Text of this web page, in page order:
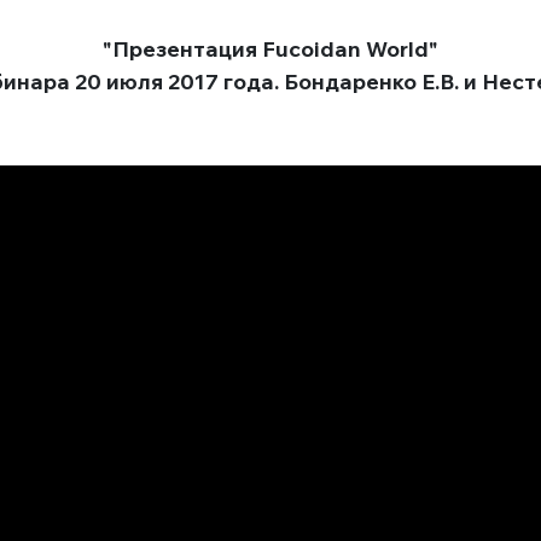
"Презентация Fucoidan World"
20 июля 2017 года. Бондаренко Е.В. и